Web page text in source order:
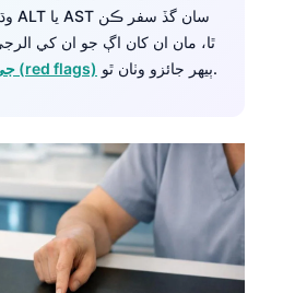
ٿا، مان ان کان اڳ جو ان کي
جي اينزائمز جا ڳاڙها جهنڊا (red flags)
ٻيهر جائزو وٺان ٿو.